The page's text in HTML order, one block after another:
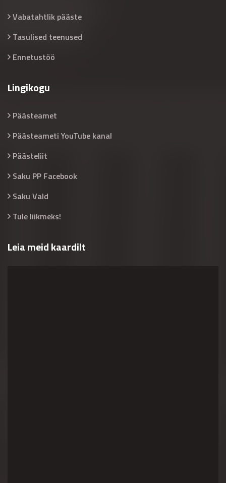
Vabatahtlik pääste
Tasulised teenused
Ennetustöö
Lingikogu
Päästeamet
Päästeameti YouTube kanal
Päästeliit
Saku PP Facebook
Saku Vald
Tule liikmeks!
Leia meid kaardilt